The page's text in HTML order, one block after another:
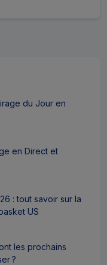
du Jour en
en Direct et
: tout savoir sur la
US
les prochains
?